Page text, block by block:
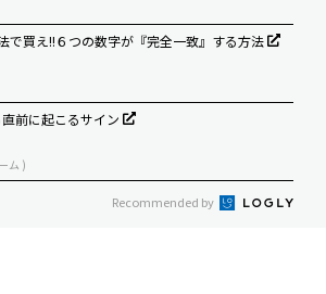
で買え!!６つの数字が『完全一致』する方法
直前に起こるサイン
ム )
Recommended by